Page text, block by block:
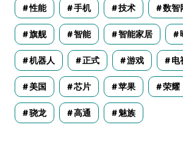
性能 手机 技术 数智
旗舰 智能 智能家居
机器人 正式 游戏 电
美国 芯片 苹果 荣耀
骁龙 高通 魅族